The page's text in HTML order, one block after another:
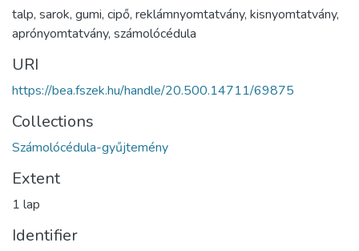
talp, sarok, gumi, cipő, reklámnyomtatvány, kisnyomtatvány,
aprónyomtatvány, számolócédula
URI
https://bea.fszek.hu/handle/20.500.14711/69875
Collections
Számolócédula-gyűjtemény
Extent
1 lap
Identifier